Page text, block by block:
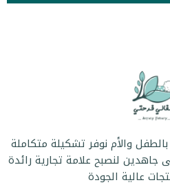
والأم نوفر تشكيلة متكاملة
جاهدين لنصبح علامة تجارية رائدة
عالية الجودة